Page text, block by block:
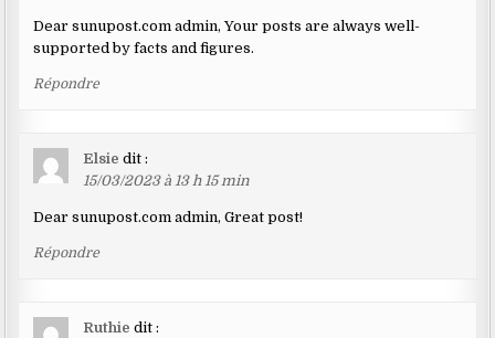
Dear sunupost.com admin, Your posts are always well-
supported by facts and figures.
Répondre
Elsie dit :
15/03/2023 à 13 h 15 min
Dear sunupost.com admin, Great post!
Répondre
Ruthie dit :